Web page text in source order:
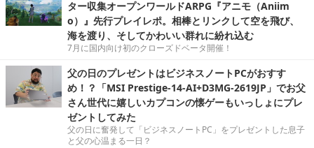
ター収集オープンワールドARPG『アニモ（Aniim
o）』先行プレイレポ。相棒とリンクして空を飛び、
海を渡り、そしてかわいい群れに紛れ込む
7月に国内向け初のクローズドベータ開催！
父の日のプレゼントはビジネスノートPCがおすす
め！？「MSI Prestige-14-AI+D3MG-2619JP」でお父
さん世代に嬉しいカプコンの懐ゲーもいっしょにプレ
ゼントしてみた
父の日に奮発して「ビジネスノートPC」をプレゼントした息子
と父の心温まる一日？